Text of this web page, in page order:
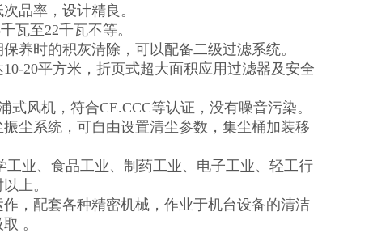
品率，设计精良。
瓦至22千瓦不等。
养时的积灰清除，可以配备二级过滤系统。
20平方米，折页式超大面积应用过滤器及安全
风机，符合CE.CCC等认证，没有噪音污染。
尘系统，可自由设置清尘参数，集尘桶加装移
业、食品工业、制药工业、电子工业、轻工行
上。
，配套各种精密机械，作业于机台设备的清洁
。